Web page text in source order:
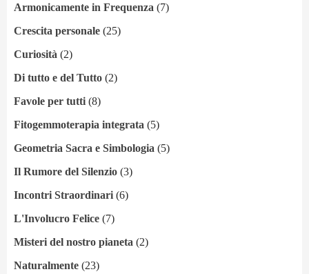
Armonicamente in Frequenza (7)
Crescita personale (25)
Curiosità (2)
Di tutto e del Tutto (2)
Favole per tutti (8)
Fitogemmoterapia integrata (5)
Geometria Sacra e Simbologia (5)
Il Rumore del Silenzio (3)
Incontri Straordinari (6)
L'Involucro Felice (7)
Misteri del nostro pianeta (2)
Naturalmente (23)